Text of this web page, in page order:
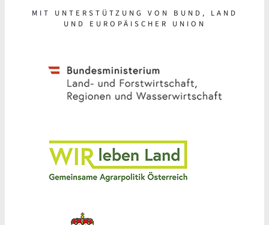
MIT UNTERSTÜTZUNG VON BUND, LAND
UND EUROPÄISCHER UNION